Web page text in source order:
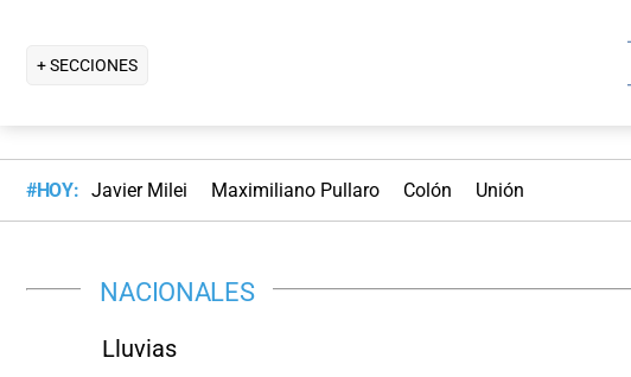
+ SECCIONES
#HOY: Javier Milei Maximiliano Pullaro Colón Unión
NACIONALES
Lluvias